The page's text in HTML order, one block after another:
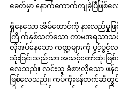
ခေတ်မှာ နောက်ကောက်ကျခဲ့ပြီဖြစ်
ရှိနေသော အိမ်ထောင်ကို နားလည်မှုဖ
ကြိုက်နှစ်သက်သော ကာမအရသာသစ်
လိုအပ်နေသော ကဏ္ဍများကို ပွင့်ပွင့်လင်
သုံးခြင်းသည်သာ အသင့်တော်ဆုံးဖ
လေသည်။ လင်းသူ ခံစားလိုသော
ဖြစ်လေသည်။ ကပ်ကိုးဖန်တက်ဆီတွ